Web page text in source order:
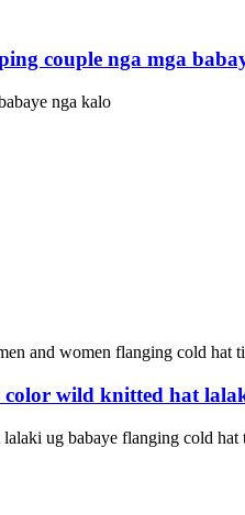
couple nga mga
nga kalo
wild knitted hat
ug babaye flanging cold hat